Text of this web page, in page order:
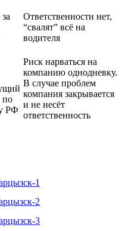
Ответственности нет,
“свалят” всё на
водителя
по
РФ
Риск нарваться на
компанию однодневку.
В случае проблем
компания закрывается
и не несёт
ответственность